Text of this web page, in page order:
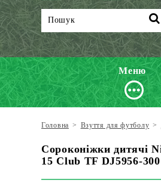
Меню
Головна > Взуття для футболу >
Сороконіжки дитячі
15 Club TF DJ5956-300